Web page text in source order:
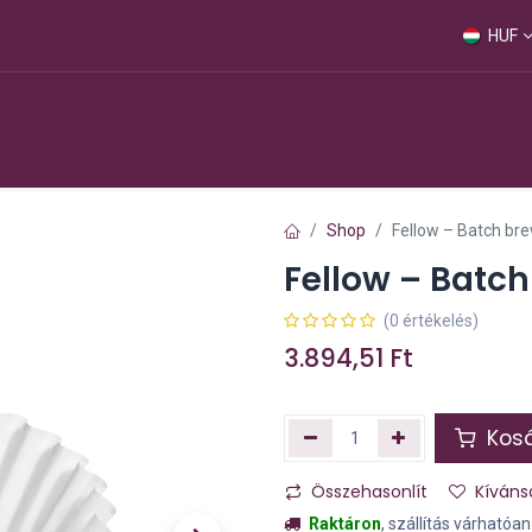
HUF
Shop Fellow – Batch
Fellow –
(0 értékelés)
3.894,51 Ft
Összehasonlít
Raktáron, szállítás